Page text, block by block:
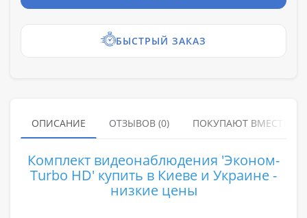
БЫСТРЫЙ ЗАКАЗ
ОПИСАНИЕ ОТЗЫВОВ (0) ПОКУПАЮТ ВМЕСТЕ
Комплект видеонаблюдения 'Эконом-
Turbo HD' купить в Киеве и Украине -
низкие цены